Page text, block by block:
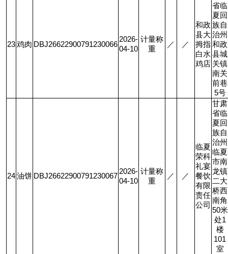
23鸡肉 DBJ26622900791230066
2026-
04-10
计量称
重
／ ／
和政
县大
拇指
白水
鸡店
省临
夏回
族自
治州
和政
县城
关镇
南关
前巷
5号
24油饼 DBJ26622900791230067
2026-
04-10
计量称
重
／ ／
临夏
荣科
礼宴
餐饮
有限
责任
公司
甘肃
省临
夏回
族自
治州
临夏
市南
龙镇
二大
桥西
南角
50米
处1
楼
101
室